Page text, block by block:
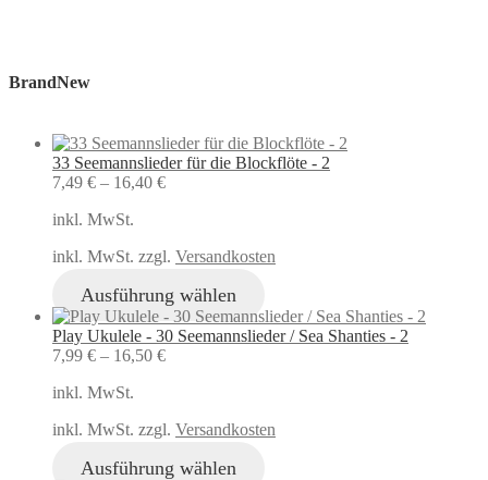
BrandNew
33 Seemannslieder für die Blockflöte - 2
7,49 € – 16,40 €
inkl. MwSt.
inkl. MwSt. zzgl. Versandkosten
Ausführung wählen
Play Ukulele - 30 Seemannslieder / Sea Shanties - 2
7,99 € – 16,50 €
inkl. MwSt.
inkl. MwSt. zzgl. Versandkosten
Ausführung wählen